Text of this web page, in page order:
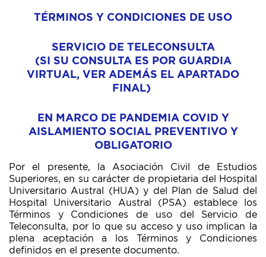
TÉRMINOS Y CONDICIONES DE USO
SERVICIO DE TELECONSULTA
(SI SU CONSULTA ES POR GUARDIA
VIRTUAL, VER ADEMÁS EL APARTADO
FINAL)
EN
MARCO DE PANDEMIA COVID Y
AISLAMIENTO SOCIAL PREVENTIVO Y
OBLIGATORIO
Por el presente, la Asociación Civil de Estudios
Superiores, en su carácter de propietaria del Hospital
Universitario Austral (HUA) y del Plan de Salud del
Hospital Universitario Austral (PSA) establece los
Términos y Condiciones de uso del Servicio de
Teleconsulta, por lo que su acceso y uso implican la
plena aceptación a los Términos y Condiciones
definidos en el presente documento.